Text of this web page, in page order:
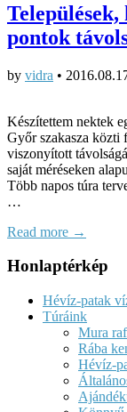
pontok
by vidra •
Készítettem nektek
Győr szakasza közti
viszonyított
saját méréseken
Több napos túra
…
Read more →
Honlaptérkép
Hévíz-patak
Túráink
Mura
Rába
Hévíz-